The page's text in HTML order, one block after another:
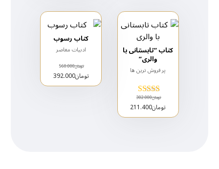
کتاب “تابستانی با
والری”
پر فروش ترین ها
5.00
از 5
تومان302.000
تومان211.400
کتاب رسوب
ادبیات معاصر
تومان560.000
تومان392.000